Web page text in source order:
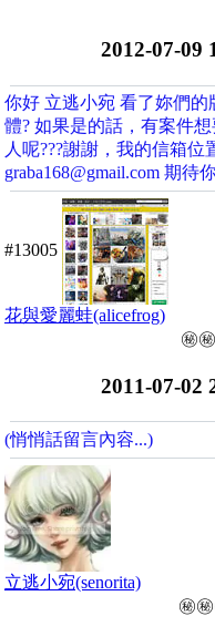
2012-07-09
你好 立逃小宛 看了妳們
體? 如果是的話，有案件
人呢???謝謝，我的信箱位
graba168@gmail.com 期待
#13005
花與愛麗蛙(alicefrog)
㊙️
2011-07-02
(悄悄話留言內容...)
立逃小宛(senorita)
㊙️